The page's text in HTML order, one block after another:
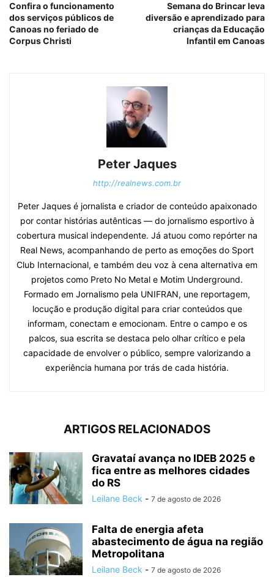
Confira o funcionamento
dos serviços públicos de
Canoas no feriado de
Corpus Christi
Semana do Brincar leva
diversão e aprendizado para
crianças da Educação
Infantil em Canoas
Peter Jaques
http://realnews.com.br
Peter Jaques é jornalista e criador de conteúdo apaixonado
por contar histórias autênticas — do jornalismo esportivo à
cobertura musical independente. Já atuou como repórter na
Real News, acompanhando de perto as emoções do Sport
Club Internacional, e também deu voz à cena alternativa em
projetos como Preto No Metal e Motim Underground.
Formado em Jornalismo pela UNIFRAN, une reportagem,
locução e produção digital para criar conteúdos que
informam, conectam e emocionam. Entre o campo e os
palcos, sua escrita se destaca pelo olhar crítico e pela
capacidade de envolver o público, sempre valorizando a
experiência humana por trás de cada história.
ARTIGOS RELACIONADOS
Gravataí avança no IDEB 2025 e
fica entre as melhores cidades
do RS
Leilane Beck - 7 de agosto de 2026
Falta de energia afeta
abastecimento de água na região
Metropolitana
Leilane Beck - 7 de agosto de 2026